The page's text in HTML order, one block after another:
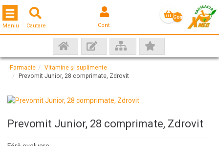
Cautare Cont
Coş
Toggle navigation
Meniu
Farmacie
Vitamine și suplimente
Prevomit Junior, 28 comprimate, Zdrovit
Prevomit Junior, 28 comprimate, Zdrovit